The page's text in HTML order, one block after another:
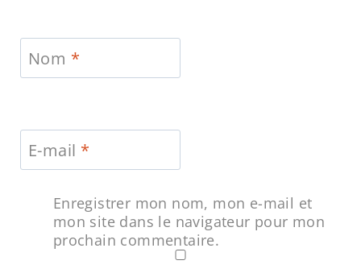
Nom *
E-mail *
Enregistrer mon nom, mon e-mail et
mon site dans le navigateur pour mon
prochain commentaire.